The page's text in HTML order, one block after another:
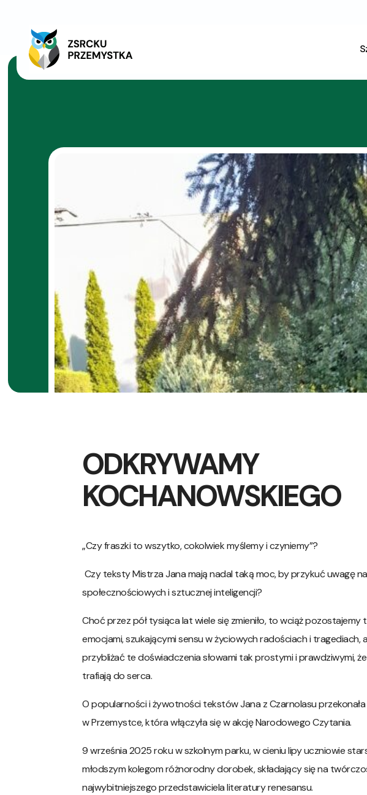
ODKRYWAMY
KOCHANOWSKIEGO
„Czy fraszki to wszytko, cokolwiek myślemy i czyniemy”?
Czy teksty Mistrza Jana mają nadal taką moc, by przykuć uwagę
społecznościowych i sztucznej inteligencji?
Choć przez pół tysiąca lat wiele się zmieniło, to wciąż pozostajemy
emocjami, szukającymi sensu w życiowych radościach i tragediach,
przybliżać te doświadczenia słowami tak prostymi i prawdziwymi,
trafiają do serca.
O popularności i żywotności tekstów Jana z Czarnolasu przekonała
w Przemystce, która włączyła się w akcję Narodowego Czytania.
9 września 2025 roku w szkolnym parku, w cieniu lipy uczniowie
młodszym kolegom różnorodny dorobek, składający się na
najwybitniejszego przedstawiciela literatury renesansu.